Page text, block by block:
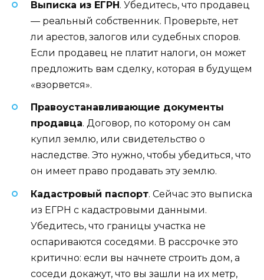
Выписка из ЕГРН . Убедитесь, что продавец
— реальный собственник. Проверьте, нет
ли арестов, залогов или судебных споров.
Если продавец не платит налоги, он может
предложить вам сделку, которая в будущем
«взорвется».
Правоустанавливающие документы
продавца. Договор, по которому он сам
купил землю, или свидетельство о
наследстве. Это нужно, чтобы убедиться, что
он имеет право продавать эту землю.
Кадастровый паспорт. Сейчас это выписка
из ЕГРН с кадастровыми данными.
Убедитесь, что границы участка не
оспариваются соседями. В рассрочке это
критично: если вы начнете строить дом, а
соседи докажут, что вы зашли на их метр,